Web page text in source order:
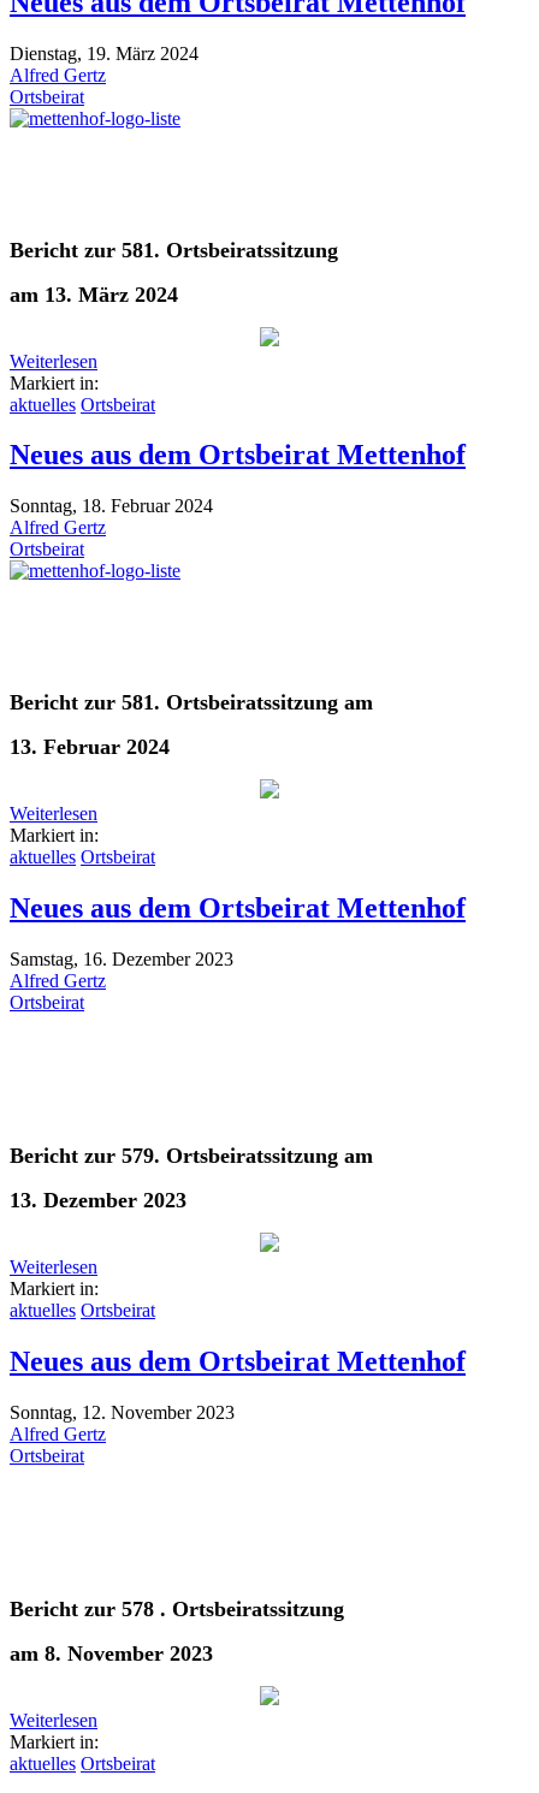
Dienstag, 19. März 2024
Alfred Gertz
Ortsbeirat
Bericht zur 581. Ortsbeiratssitzung
am 13. März 2024
Weiterlesen
Markiert in:
aktuelles Ortsbeirat
Neues aus dem Ortsbeirat Mettenhof
Sonntag, 18. Februar 2024
Alfred Gertz
Ortsbeirat
Bericht zur 581. Ortsbeiratssitzung am
13. Februar 2024
Weiterlesen
Markiert in:
aktuelles Ortsbeirat
Neues aus dem Ortsbeirat Mettenhof
Samstag, 16. Dezember 2023
Alfred Gertz
Ortsbeirat
Bericht zur 579. Ortsbeiratssitzung am
13. Dezember 2023
Weiterlesen
Markiert in:
aktuelles Ortsbeirat
Neues aus dem Ortsbeirat Mettenhof
Sonntag, 12. November 2023
Alfred Gertz
Ortsbeirat
Bericht zur 578 . Ortsbeiratssitzung
am 8. November 2023
Weiterlesen
Markiert in:
aktuelles Ortsbeirat